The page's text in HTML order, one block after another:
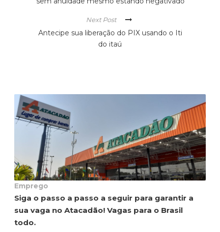
Next Post
Antecipe sua liberação do PIX usando o Iti
do itaú
Emprego
Siga o passo a passo a seguir para garantir a
sua vaga no Atacadão! Vagas para o Brasil
todo.